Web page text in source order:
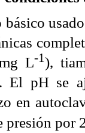
L-1),
El pH se
en
presión por